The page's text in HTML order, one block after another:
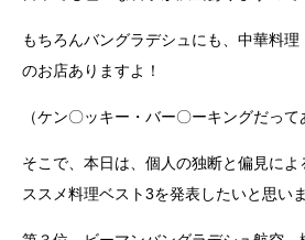
もちろんバングラデシュにも、中華料
のお店ありますよ！
（ケン〇ッキー・バー〇ーキングだって
そこで、本日は、個人の独断と偏見に
ススメ料理ベスト3を発表したいと思い